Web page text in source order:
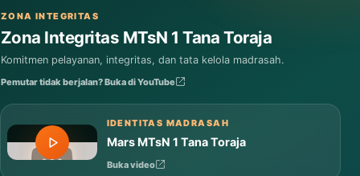
ZONA INTEGRITAS
Zona Integritas MTsN 1 Tana Toraja
Komitmen pelayanan, integritas, dan tata kelola madrasah.
Pemutar tidak berjalan? Buka di YouTube
IDENTITAS MADRASAH
Mars MTsN 1 Tana Toraja
Buka video